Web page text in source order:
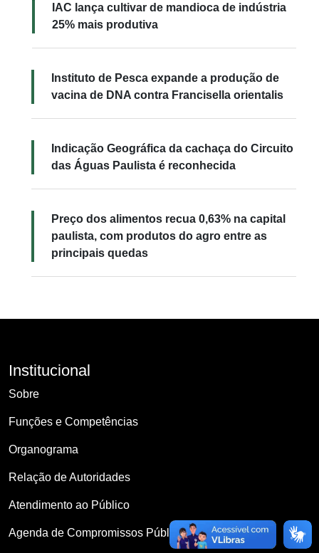
IAC lança cultivar de mandioca de indústria
25% mais produtiva
Instituto de Pesca expande a produção de
vacina de DNA contra Francisella orientalis
Indicação Geográfica da cachaça do Circuito
das Águas Paulista é reconhecida
Preço dos alimentos recua 0,63% na capital
paulista, com produtos do agro entre as
principais quedas
Institucional
Sobre
Funções e Competências
Organograma
Relação de Autoridades
Atendimento ao Público
Agenda de Compromissos Públicos